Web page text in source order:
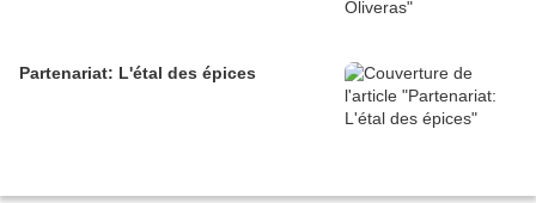
Partenariat: L'étal des épices